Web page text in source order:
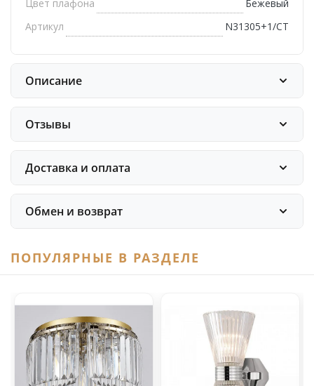
Цвет плафона
Бежевый
Артикул
N31305+1/CT
Описание
Отзывы
Доставка и оплата
Обмен и возврат
ПОПУЛЯРНЫЕ В РАЗДЕЛЕ